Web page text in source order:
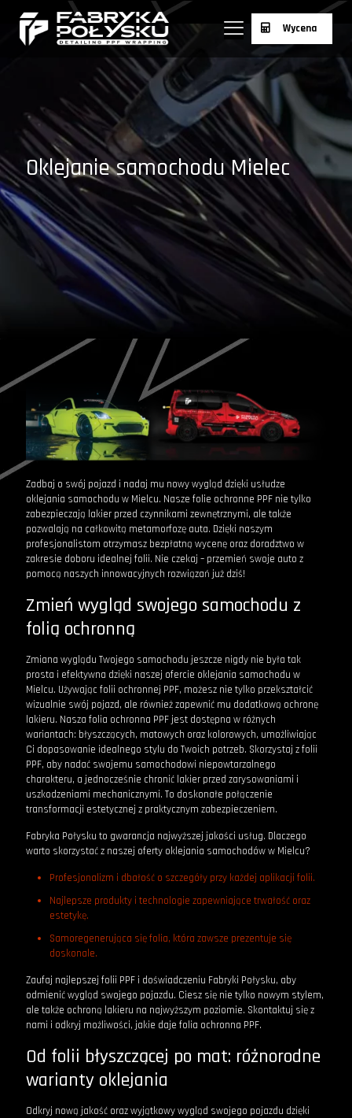
Wycena
Oklejanie samochodu Mielec
Zadbaj o swój pojazd i nadaj mu nowy wygląd dzięki usłudze
oklejania samochodu w Mielcu. Nasze folie ochronne PPF nie tylko
zabezpieczają lakier przed czynnikami zewnętrznymi, ale także
pozwalają na całkowitą metamorfozę auta. Dzięki naszym
profesjonalistom otrzymasz bezpłatną wycenę oraz doradztwo w
zakresie doboru idealnej folii. Nie czekaj – przemień swoje auto z
pomocą naszych innowacyjnych rozwiązań już dziś!
Zmień wygląd swojego samochodu z
folią ochronną
Zmiana wyglądu Twojego samochodu jeszcze nigdy nie była tak
prosta i efektywna dzięki naszej ofercie oklejania samochodu w
Mielcu. Używając folii ochronnej PPF, możesz nie tylko przekształcić
wizualnie swój pojazd, ale również zapewnić mu dodatkową ochronę
lakieru. Nasza folia ochronna PPF jest dostępna w różnych
wariantach: błyszczących, matowych oraz kolorowych, umożliwiając
Ci dopasowanie idealnego stylu do Twoich potrzeb. Skorzystaj z folii
PPF, aby nadać swojemu samochodowi niepowtarzalnego
charakteru, a jednocześnie chronić lakier przed zarysowaniami i
uszkodzeniami mechanicznymi. To doskonałe połączenie
transformacji estetycznej z praktycznym zabezpieczeniem.
Fabryka Połysku to gwarancja najwyższej jakości usług. Dlaczego
warto skorzystać z naszej oferty oklejania samochodów w Mielcu?
Profesjonalizm i dbałość o szczegóły przy każdej aplikacji folii.
Najlepsze produkty i technologie zapewniające trwałość oraz
estetykę.
Samoregenerująca się folia, która zawsze prezentuje się
doskonale.
Zaufaj najlepszej folii PPF i doświadczeniu Fabryki Połysku, aby
odmienić wygląd swojego pojazdu. Ciesz się nie tylko nowym stylem,
ale także ochroną lakieru na najwyższym poziomie. Skontaktuj się z
nami i odkryj możliwości, jakie daje folia ochronna PPF.
Od folii błyszczącej po mat: różnorodne
warianty oklejania
Odkryj nową jakość oraz wyjątkowy wygląd swojego pojazdu dzięki